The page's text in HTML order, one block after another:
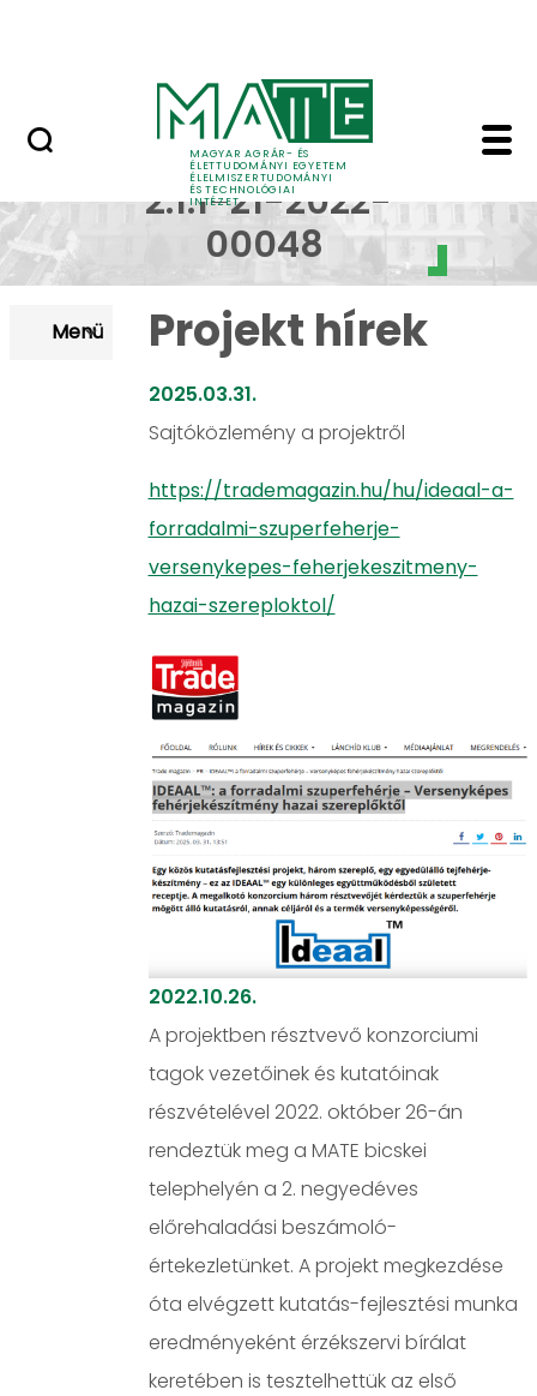
MAGYAR AGRÁR- ÉS
ÉLETTUDOMÁNYI EGYETEM
ÉLELMISZERTUDOMÁNYI
ÉS TECHNOLÓGIAI
INTÉZET
GINOP Sole-Mizo
GINOP_PLUSZ-
2.1.1-21-2022-
00048
Menü Projekt hírek
2025.03.31.
Sajtóközlemény a projektről
https://trademagazin.hu/hu/ideaal-a-
forradalmi-szuperfeherje-
versenykepes-feherjekeszitmeny-
hazai-szereploktol/
2022.10.26.
A projektben résztvevő konzorciumi
tagok vezetőinek és kutatóinak
részvételével 2022. október 26-án
rendeztük meg a MATE bicskei
telephelyén a 2. negyedéves
előrehaladási beszámoló-
értekezletünket. A projekt megkezdése
óta elvégzett kutatás-fejlesztési munka
eredményeként érzékszervi bírálat
keretében is tesztelhettük az első